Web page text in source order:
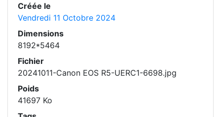
Créée le
Vendredi 11 Octobre 2024
Dimensions
8192*5464
Fichier
20241011-Canon EOS R5-UERC1-6698.jpg
Poids
41697 Ko